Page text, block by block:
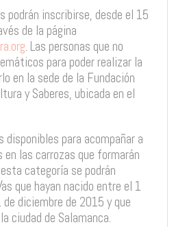
podrán inscribirse, desde el 15
de la página
. Las personas que no
para poder realizar la
en la sede de la Fundación
y Saberes, ubicada en el
disponibles para acompañar a
en las carrozas que formarán
categoría se podrán
que hayan nacido entre el 1
diciembre de 2015 y que
ciudad de Salamanca.